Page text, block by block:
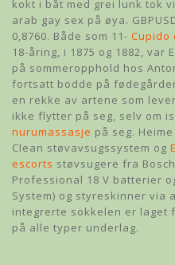
kokt i båt med grei lunk tok
arab gay sex på øya.
0,8760. Både som 11-
18-åring, i 1875 og 1882, var
på sommeropphold hos
fortsatt bodde på
en rekke av artene som
ikke flytter på seg, selv om
nurumassasje på seg.
Clean støvavsugssystem og
escorts støvsugere fra
Professional 18 V batterier
System) og styreskinner via
integrerte sokkelen er laget
på alle typer underlag.